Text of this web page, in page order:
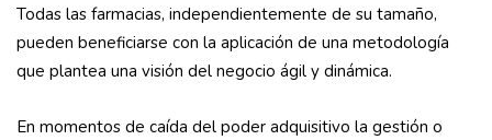
Todas las farmacias, independientemente de su tamaño,
pueden beneficiarse con la aplicación de una metodología
que plantea una visión del negocio ágil y dinámica.
En momentos de caída del poder adquisitivo la gestión o